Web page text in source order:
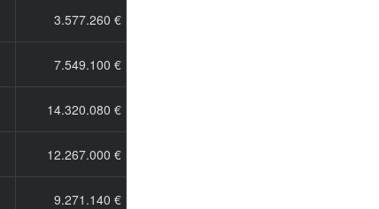
3.577.260 €
7.549.100 €
14.320.080 €
12.267.000 €
9.271.140 €